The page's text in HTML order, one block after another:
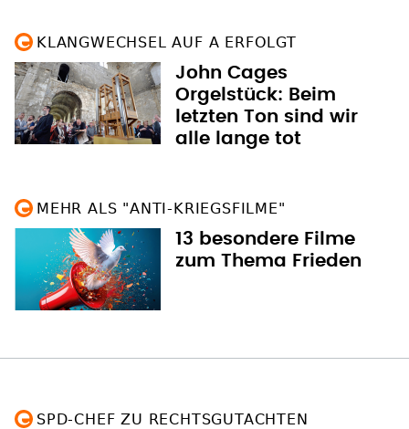
KLANGWECHSEL AUF A ERFOLGT
John Cages
Orgelstück: Beim
letzten Ton sind wir
alle lange tot
MEHR ALS "ANTI-KRIEGSFILME"
13 besondere Filme
zum Thema Frieden
SPD-CHEF ZU RECHTSGUTACHTEN